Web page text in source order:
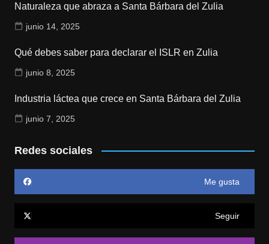
Naturaleza que abraza a Santa Bárbara del Zulia
junio 14, 2025
Qué debes saber para declarar el ISLR en Zulia
junio 8, 2025
Industria láctea que crece en Santa Bárbara del Zulia
junio 7, 2025
Redes sociales
Me gusta
Seguir